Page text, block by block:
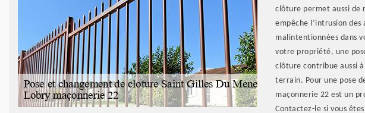
clôture permet aussi de
empêche l’intrusion des
malintentionnées dans
votre propriété, une
clôture contribue aussi
terrain. Pour une pose
maçonnerie 22 est un
Contactez-le si vous